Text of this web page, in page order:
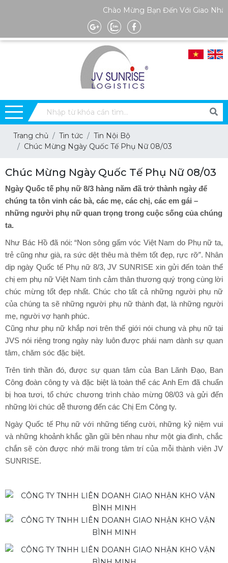
Chào Mừng Bạn Đến Với Giao Nhận
Trang chủ Tin tức
Tin Nội Bộ
Chúc Mừng Ngày Quốc Tế Phụ Nữ 08/03
Chúc Mừng Ngày Quốc Tế Phụ Nữ 08/03
Ngày Quốc tế phụ nữ 8/3 hàng năm đã trở thành ngày để
chúng ta tôn vinh các bà, các mẹ, các chị, các em gái –
những người phụ nữ quan trọng trong cuộc sống của chúng
ta.
Như Bác Hồ đã nói: “Non sông gấm vóc Việt Nam do Phụ nữ ta,
trẻ cũng như già, ra sức dệt thêu mà thêm tốt đẹp, rực rỡ”. Nhân
dịp ngày Quốc tế Phụ nữ 8/3,JV SUNRISExin gửi đến toàn thể
chị em phụ nữ Việt Nam tình cảm thân thương quý trọng cùng lời
chúc mừng tốt đẹp nhất. Chúc cho tất cả những người phụ nữ
của chúng ta sẽ những người phụ nữ thành đạt, là những người
mẹ, người vợ hạnh phúc.
Cũng như phụ nữ khắp nơi trên thế giới nói chung và phụ nữ tại
JVS nói riêng trong ngày này luôn được phái nam dành sự quan
tâm, chăm sóc đặc biệt.
Trên tinh thần đó, được sự quan tâm của Ban Lãnh Đạo, Ban
Công đoàn công ty và đặc biệt là toàn thể các Anh Em đã chuẩn
bị hoa tươi, tổ chức chương trình chào mừng 08/03 và gửi đến
những lời chúc dễ thương đến các Chị Em Công ty.
Ngày Quốc tế Phụ nữ với những tiếng cười, những kỷ niệm vui
và những khoảnh khắc gần gũi bên nhau như một gia đình, chắc
chắn sẽ còn được nhớ mãi trong tâm trí của mỗi thành viên JV
SUNRISE.